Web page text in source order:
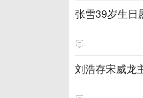
张雪39岁生日
刘浩存宋威龙